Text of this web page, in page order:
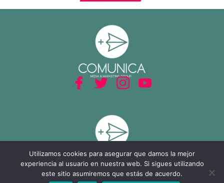
Utilizamos cookies para asegurar que damos la mejor
experiencia al usuario en nuestra web. Si sigues utilizando
este sitio asumiremos que estás de acuerdo.